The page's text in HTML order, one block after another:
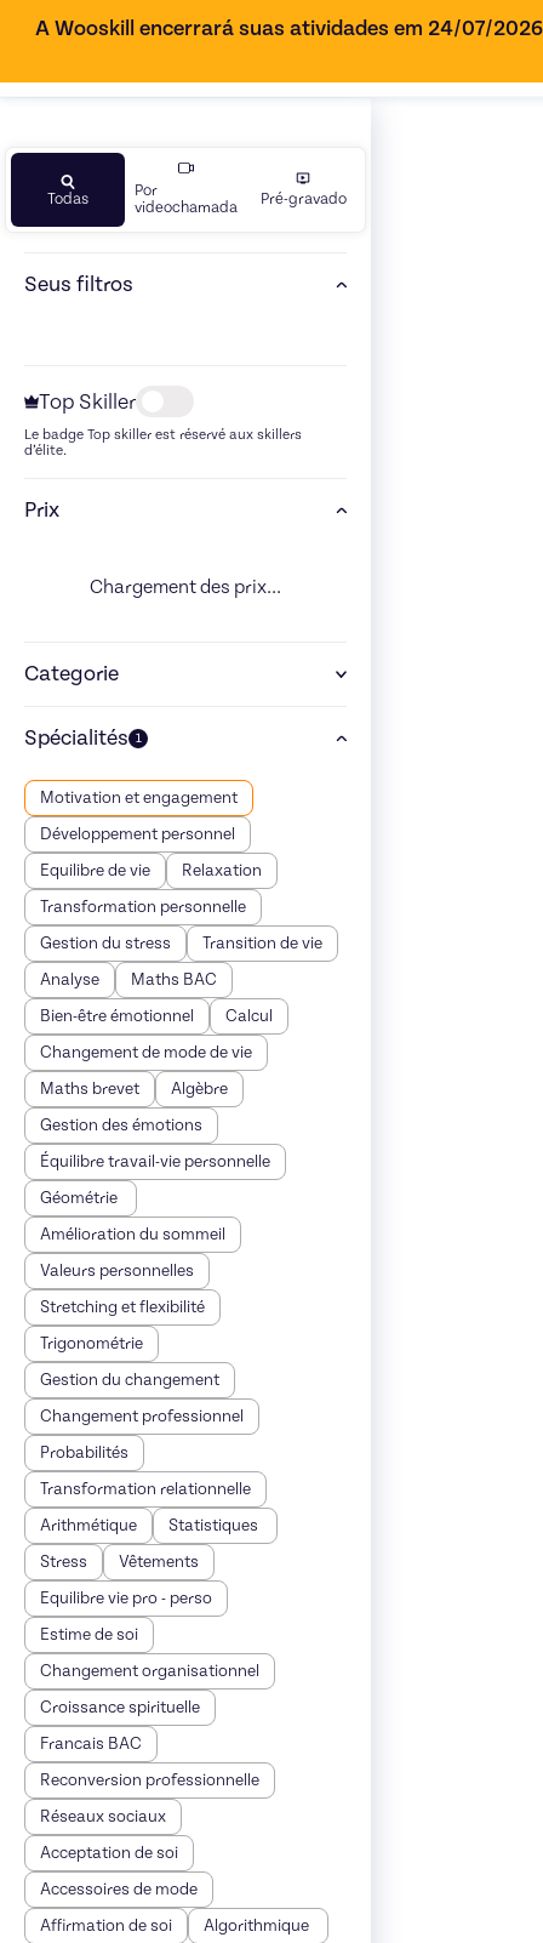
A Wooskill encerrará suas atividades em 24/07/
Todas
Por
videochamada
Pré-gravado
Seus filtros
Top Skiller
Le badge Top skiller est réservé aux skillers
d’élite.
Prix
Chargement des prix...
Categorie
Spécialités 1
Motivation et engagement
Développement personnel
Equilibre de vie
Relaxation
Transformation personnelle
Gestion du stress
Transition de vie
Analyse
Maths BAC
Bien-être émotionnel
Calcul
Changement de mode de vie
Maths brevet
Algèbre
Gestion des émotions
Équilibre travail-vie personnelle
Géométrie
Amélioration du sommeil
Valeurs personnelles
Stretching et flexibilité
Trigonométrie
Gestion du changement
Changement professionnel
Probabilités
Transformation relationnelle
Arithmétique
Statistiques
Stress
Vêtements
Equilibre vie pro - perso
Estime de soi
Changement organisationnel
Croissance spirituelle
Francais BAC
Reconversion professionnelle
Réseaux sociaux
Acceptation de soi
Accessoires de mode
Affirmation de soi
Algorithmique